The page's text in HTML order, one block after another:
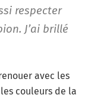
respecter
J’ai brillé
avec les
couleurs de la